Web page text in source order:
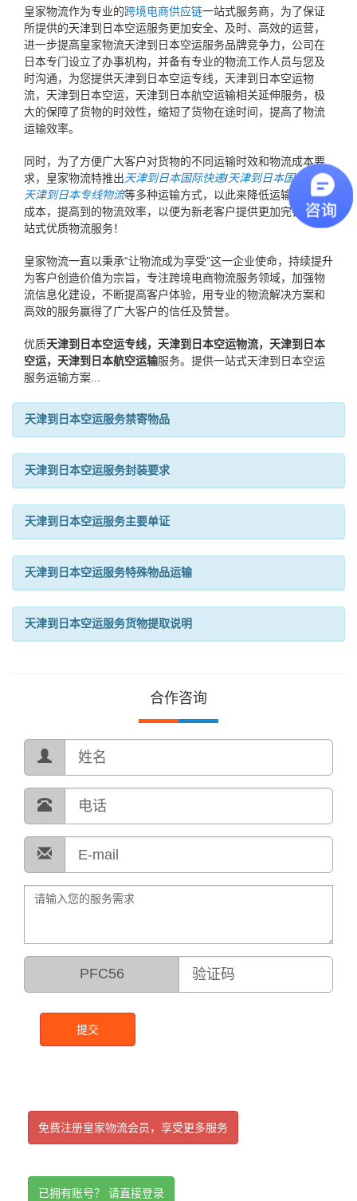
皇家物流作为专业的跨境电商供应链一站式服务商，为了保证
所提供的天津到日本空运服务更加安全、及时、高效的运营，
进一步提高皇家物流天津到日本空运服务品牌竞争力，公司在
日本专门设立了办事机构，并备有专业的物流工作人员与您及
时沟通，为您提供天津到日本空运专线，天津到日本空运物
流，天津到日本空运，天津到日本航空运输相关延伸服务，极
大的保障了货物的时效性，缩短了货物在途时间，提高了物流
运输效率。
同时，为了方便广大客户对货物的不同运输时效和物流成本要
求，皇家物流特推出天津到日本国际快递/天津到日本国际海运/
天津到日本专线物流等多种运输方式，以此来降低运输的物流
成本，提高到的物流效率，以便为新老客户提供更加完善的一
站式优质物流服务！
皇家物流一直以秉承“让物流成为享受”这一企业使命，持续提升
为客户创造价值为宗旨，专注跨境电商物流服务领域，加强物
流信息化建设，不断提高客户体验，用专业的物流解决方案和
高效的服务赢得了广大客户的信任及赞誉。
优质天津到日本空运专线，天津到日本空运物流，天津到日本
空运，天津到日本航空运输服务。提供一站式天津到日本空运
服务运输方案...
天津到日本空运服务禁寄物品
天津到日本空运服务封装要求
天津到日本空运服务主要单证
天津到日本空运服务特殊物品运输
天津到日本空运服务货物提取说明
合作咨询
PFC56
提交
免费注册皇家物流会员，享受更多服务
已拥有账号？ 请直接登录